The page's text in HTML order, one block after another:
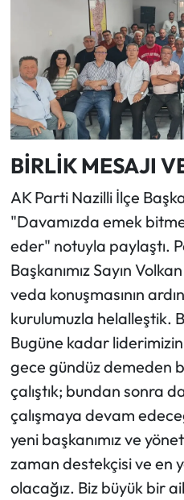
BİRLİK MESAJI
AK Parti Nazilli İlçe
"Davamızda emek
eder" notuyla paylaştı.
Başkanımız Sayın
veda konuşmasının
kurulumuzla helalleştik.
Bugüne kadar
gece gündüz demeden
çalıştık; bundan sonra
çalışmaya devam
yeni başkanımız ve
zaman destekçisi ve en
olacağız. Biz büyük bir